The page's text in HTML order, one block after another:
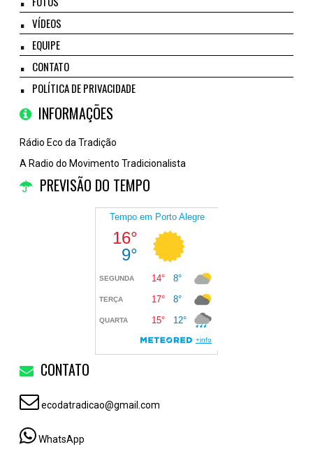
VÍDEOS
EQUIPE
CONTATO
POLÍTICA DE PRIVACIDADE
INFORMAÇÕES
Rádio Eco da Tradição
A Radio do Movimento Tradicionalista
PREVISÃO DO TEMPO
CONTATO
ecodatradicao@gmail.com
WhatsApp